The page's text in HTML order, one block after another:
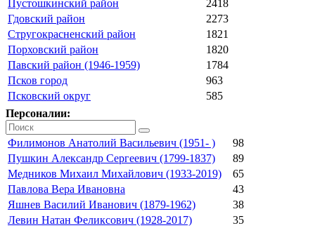
Пустошкинский район
2418
Гдовский район
2273
Стругокрасненский район
1821
Порховский район
1820
Павский район (1946-1959)
1784
Псков город
963
Псковский округ
585
Персоналии:
Филимонов Анатолий Васильевич (1951- )
98
Пушкин Александр Сергеевич (1799-1837)
89
Медников Михаил Михайлович (1933-2019)
65
Павлова Вера Ивановна
43
Яшнев Василий Иванович (1879-1962)
38
Левин Натан Феликсович (1928-2017)
35